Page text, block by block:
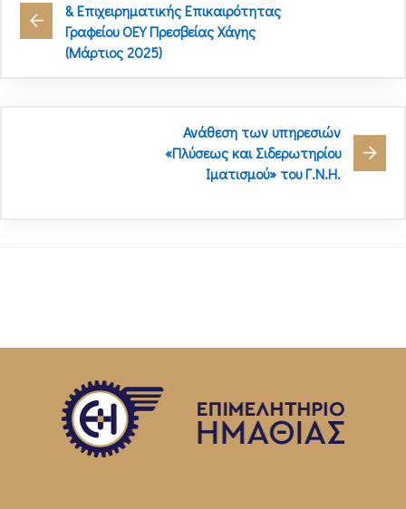
& Επιχειρηματικής Επικαιρότητας
Γραφείου ΟΕΥ Πρεσβείας Χάγης
(Μάρτιος 2025)
Ανάθεση των υπηρεσιών
«Πλύσεως και Σιδερωτηρίου
Ιματισμού» του Γ.Ν.Η.